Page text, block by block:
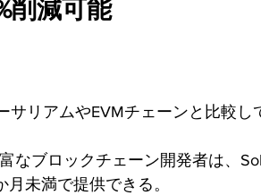
削減可能
サリアムやEVMチェーンと比較し
なブロックチェーン開発者は、
未満で提供できる。